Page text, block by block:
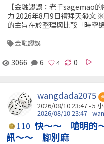
【金融謬誤：老千sagemao
力 2026年8月9日禮拜天發
的主旨在於整理與比較「時空
金融謬誤
3066 6 0
wangdada2075
2026/08/10 23:47 -5
2026/08/10 23:47 -
110 快～～ 嗆明的
訊～～ 腳別麻